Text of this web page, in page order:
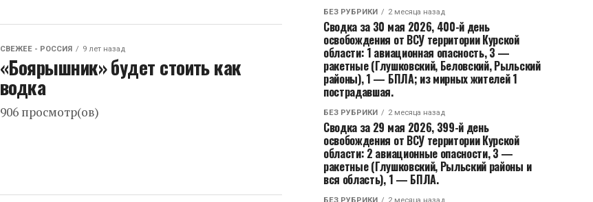
СВЕЖЕЕ - РОССИЯ 9 лет назад
«Боярышник» будет стоить как
водка
906 просмотр(ов)
БЕЗ РУБРИКИ 2 месяца назад
Сводка за 30 мая 2026, 400-й день
освобождения от ВСУ территории Курской
области: 1 авиационная опасность, 3 —
ракетные (Глушковский, Беловский, Рыльский
районы), 1 — БПЛА; из мирных жителей 1
пострадавшая.
БЕЗ РУБРИКИ 2 месяца назад
Сводка за 29 мая 2026, 399-й день
освобождения от ВСУ территории Курской
области: 2 авиационные опасности, 3 —
ракетные (Глушковский, Рыльский районы и
вся область), 1 — БПЛА.